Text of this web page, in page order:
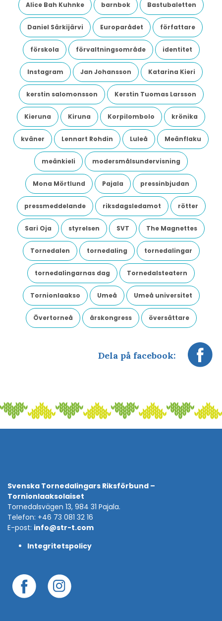
Alice Bah Kuhnke barnbok Bastubaletten
Daniel Särkijärvi Europarådet författare
förskola förvaltningsområde identitet
Instagram Jan Johansson Katarina Kieri
kerstin salomonsson Kerstin Tuomas Larsson
Kieruna Kiruna Korpilombolo krönika
kväner Lennart Rohdin Luleå Meänflaku
meänkieli modersmålsundervisning
Mona Mörtlund Pajala pressinbjudan
pressmeddelande riksdagsledamot rötter
Sari Oja styrelsen SVT The Magnettes
Tornedalen tornedaling tornedalingar
tornedalingarnas dag Tornedalsteatern
Tornionlaakso Umeå Umeå universitet
Övertorneå årskongress översättare
Dela på facebook:
Svenska Tornedalingars Riksförbund –
Tornionlaaksolaiset
Tornedalsvägen 13, 984 31 Pajala.
Telefon: +46 73 081 32 16
E-post: info@str-t.com
Integritetspolicy